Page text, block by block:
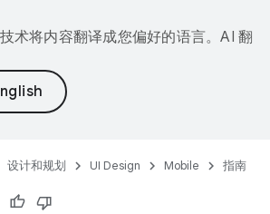
术将内容翻译成您偏好的语言。AI 翻
设计和规划 UI Design Mobile 指南